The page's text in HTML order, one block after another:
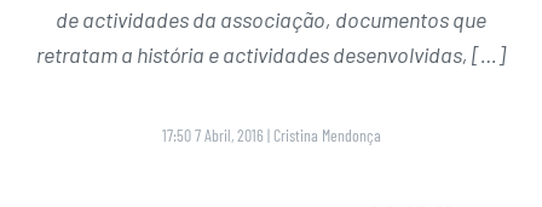
de actividades da associação, documentos que
retratam a história e actividades desenvolvidas, […]
17:50 7 Abril, 2016 | Cristina Mendonça